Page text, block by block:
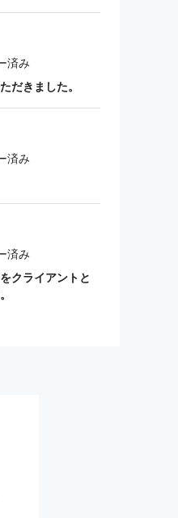
済み
だきました。
済み
済み
クライアントと